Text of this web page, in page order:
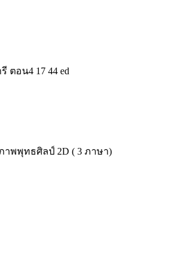
ตอน4 17 44 ed
พพุทธศิลป์ 2D ( 3 ภาษา)